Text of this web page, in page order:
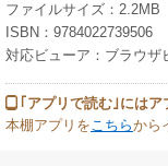
ファイルサイズ：2.2MB
ISBN：9784022739506
対応ビューア：ブラウザ
｢アプリで読む｣には
本棚アプリをこちらから